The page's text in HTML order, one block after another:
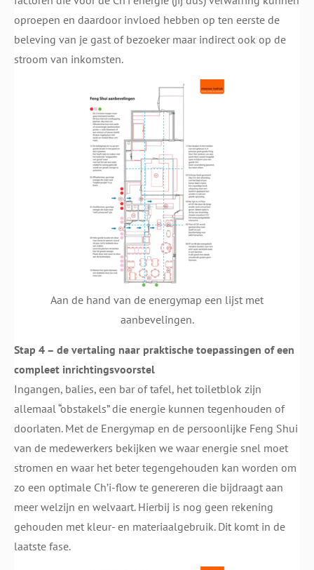
oproepen en daardoor invloed hebben op ten eerste de
beleving van je gast of bezoeker maar indirect ook op de
stroom van inkomsten.
Aan de hand van de energymap een lijst met
aanbevelingen.
Stap 4 – de vertaling naar praktische toepassingen of een
compleet inrichtingsvoorstel
Ingangen, balies, een bar of tafel, het toiletblok zijn
allemaal “obstakels” die energie kunnen tegenhouden of
doorlaten. Met de Energymap en de persoonlijke Feng Shui
van de medewerkers bekijken we waar energie snel moet
stromen en waar het beter tegengehouden kan worden om
zo een optimale Ch’i-flow te genereren die bijdraagt aan
meer welzijn en welvaart. Hierbij is nog geen rekening
gehouden met kleur- en materiaalgebruik. Dit komt in de
laatste fase.